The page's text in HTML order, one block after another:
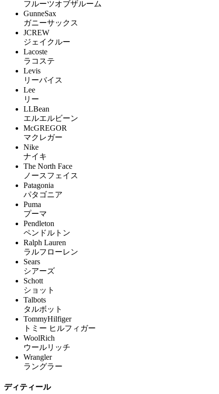
フルーツオブザルーム
GunneSax
ガニーサックス
JCREW
ジェイクルー
Lacoste
ラコステ
Levis
リーバイス
Lee
リー
LLBean
エルエルビーン
McGREGOR
マクレガー
Nike
ナイキ
The North Face
ノースフェイス
Patagonia
パタゴニア
Puma
プーマ
Pendleton
ペンドルトン
Ralph Lauren
ラルフローレン
Sears
シアーズ
Schott
ショット
Talbots
タルボット
TommyHilfiger
トミー ヒルフィガー
WoolRich
ウールリッチ
Wrangler
ラングラー
ディティール